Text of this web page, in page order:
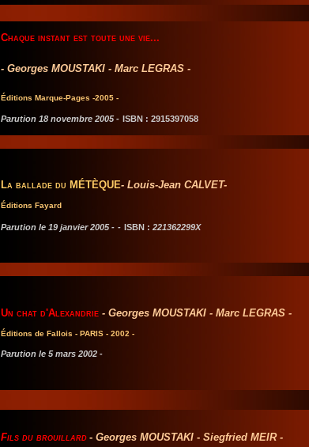
Chaque instant est toute une vie...
- Georges MOUSTAKI - Marc LEGRAS -
Éditions Marque-Pages -2005 -
Parution 18 novembre 2005 - ISBN : 2915397058
La ballade du MÉTÈQUE- Louis-Jean CALVET-
Éditions Fayard
Parution le 19 janvier 2005 - - ISBN : 221362299X
Un chat d'Alexandrie - Georges MOUSTAKI - Marc LEGRAS -
Éditions de Fallois - PARIS - 2002 -
Parution le 5 mars 2002 -
Fils du brouillard - Georges MOUSTAKI - Siegfried MEIR -